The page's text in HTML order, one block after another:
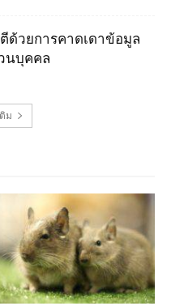
ด้วยการคาดเดาข้อมูล
นบุคคล
ม